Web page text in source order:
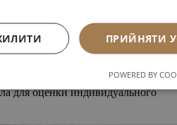
для оценки индивидуального
ПРИЙНЯТИ
POWERED BY